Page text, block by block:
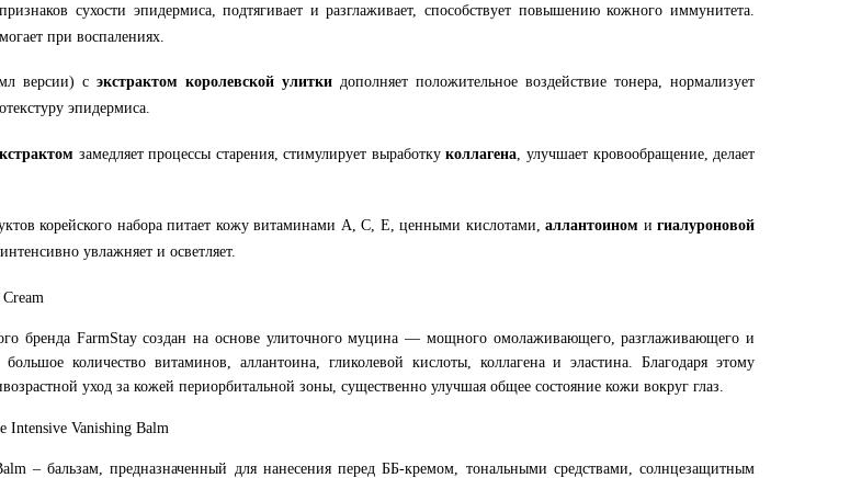
сухости эпидермиса, подтягивает и разглаживает, способствует повышению кожного иммунитета.
при воспалениях.
версии) с экстрактом королевской улитки дополняет положительное воздействие тонера, нормализует
эпидермиса.
замедляет процессы старения, стимулирует выработку коллагена, улучшает кровообращение, делает
корейского набора питает кожу витаминами А, С, Е, ценными кислотами, аллантоином и гиалуроновой
увлажняет и осветляет.
бренда FarmStay создан на основе улиточного муцина — мощного омолаживающего, разглаживающего и
количество витаминов, аллантоина, гликолевой кислоты, коллагена и эластина. Благодаря этому
уход за кожей периорбитальной зоны, существенно улучшая общее состояние кожи вокруг глаз.
Intensive Vanishing Balm
– бальзам, предназначенный для нанесения перед ББ-кремом, тональными средствами, солнцезащитным